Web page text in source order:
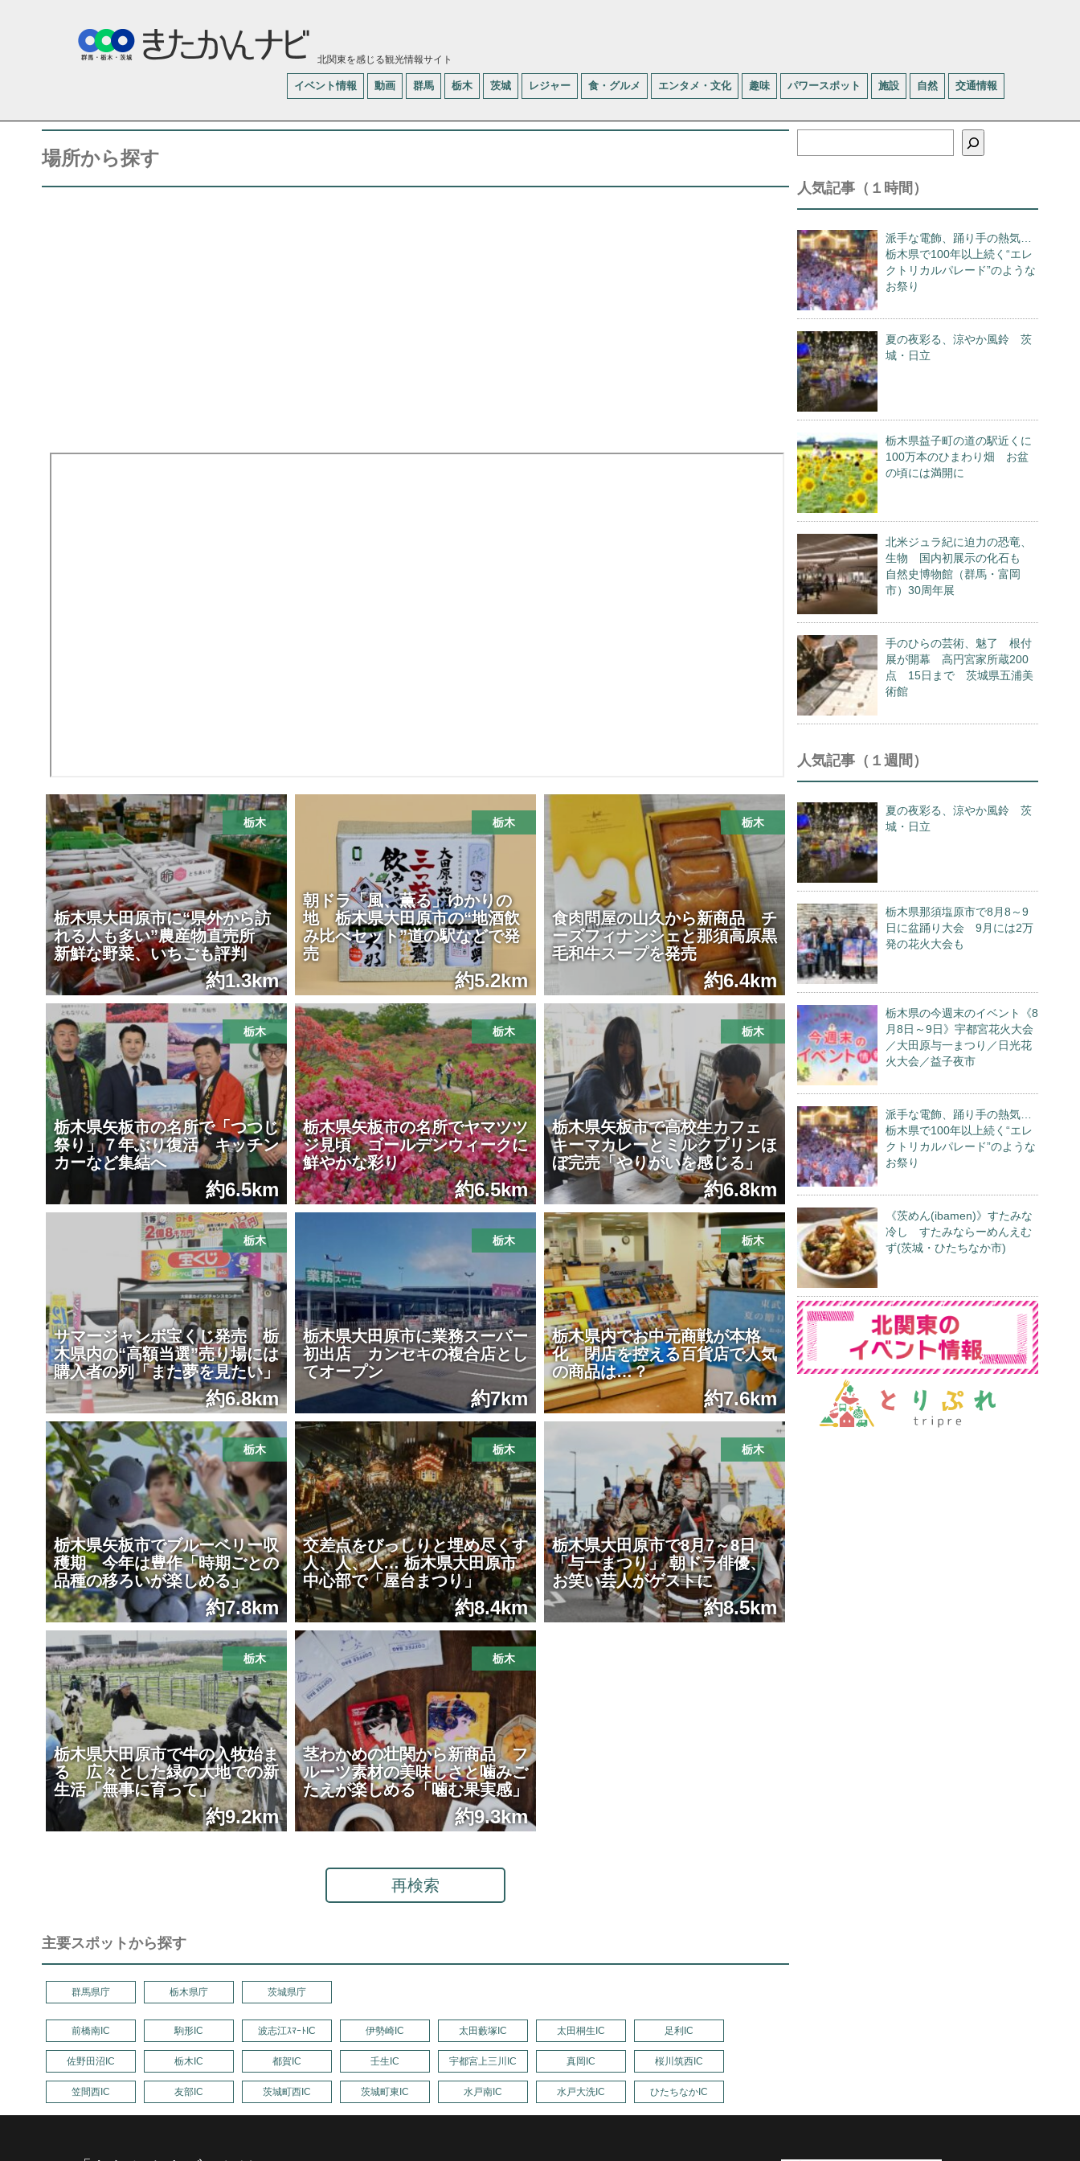
北関東を感じる観光情報サイト
イベント情報 動画 群馬 栃木 茨城 レジャー 食・グルメ エンタメ・文化 趣味 パワースポット 施設 自然 交通情報
場所から探す
栃木
栃木県大田原市に“県外から訪
れる人も多い”農産物直売所
新鮮な野菜、いちごも評判
約1.3km
栃木
朝ドラ「風、薫る」ゆかりの
地 栃木県大田原市の“地酒飲
み比べセット”道の駅などで発
売
約5.2km
栃木
食肉問屋の山久から新商品 チ
ーズフィナンシェと那須高原黒
毛和牛スープを発売
約6.4km
栃木
栃木県矢板市の名所で「つつじ
祭り」７年ぶり復活 キッチン
カーなど集結へ
約6.5km
栃木
栃木県矢板市の名所でヤマツツ
ジ見頃 ゴールデンウィークに
鮮やかな彩り
約6.5km
栃木
栃木県矢板市で高校生カフェ
キーマカレーとミルクプリンほ
ぼ完売「やりがいを感じる」
約6.8km
栃木
サマージャンボ宝くじ発売 栃
木県内の“高額当選”売り場には
購入者の列「また夢を見たい」
約6.8km
栃木
栃木県大田原市に業務スーパー
初出店 カンセキの複合店とし
てオープン
約7km
栃木
栃木県内でお中元商戦が本格
化 閉店を控える百貨店で人気
の商品は…？
約7.6km
栃木
栃木県矢板市でブルーベリー収
穫期 今年は豊作「時期ごとの
品種の移ろいが楽しめる」
約7.8km
栃木
交差点をびっしりと埋め尽くす
人、人、人… 栃木県大田原市
中心部で「屋台まつり」
約8.4km
栃木
栃木県大田原市で8月7～8日
「与一まつり」 朝ドラ俳優、
お笑い芸人がゲストに
約8.5km
栃木
栃木県大田原市で牛の入牧始ま
る 広々とした緑の大地での新
生活「無事に育って」
約9.2km
栃木
茎わかめの壮関から新商品 フ
ルーツ素材の美味しさと噛みご
たえが楽しめる「噛む果実感」
約9.3km
再検索
主要スポットから探す
群馬県庁 栃木県庁 茨城県庁
前橋南IC 駒形IC 波志江ｽﾏｰﾄIC 伊勢崎IC 太田藪塚IC 太田桐生IC 足利IC
佐野田沼IC 栃木IC 都賀IC 壬生IC 宇都宮上三川IC 真岡IC 桜川筑西IC
笠間西IC 友部IC 茨城町西IC 茨城町東IC 水戸南IC 水戸大洗IC ひたちなかIC
索
人気記事（１時間）
派手な電飾、踊り手の熱気…
栃木県で100年以上続く“エレ
クトリカルパレード”のような
お祭り
夏の夜彩る、涼やか風鈴 茨
城・日立
栃木県益子町の道の駅近くに
100万本のひまわり畑 お盆
の頃には満開に
北米ジュラ紀に迫力の恐竜、
生物 国内初展示の化石も
自然史博物館（群馬・富岡
市）30周年展
手のひらの芸術、魅了 根付
展が開幕 高円宮家所蔵200
点 15日まで 茨城県五浦美
術館
人気記事（１週間）
夏の夜彩る、涼やか風鈴 茨
城・日立
栃木県那須塩原市で8月8～9
日に盆踊り大会 9月には2万
発の花火大会も
栃木県の今週末のイベント《8
月8日～9日》宇都宮花火大会
／大田原与一まつり／日光花
火大会／益子夜市
派手な電飾、踊り手の熱気…
栃木県で100年以上続く“エレ
クトリカルパレード”のような
お祭り
《茨めん(ibamen)》すたみな
冷し すたみならーめんえむ
ず(茨城・ひたちなか市)